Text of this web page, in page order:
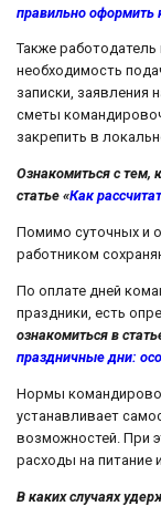
правильно оформить
Также
необходимость
записки, заявления
сметы
закрепить в
Ознакомиться с тем,
статье «Как
Помимо суточных и
работником
По оплате дней
праздники, есть
ознакомиться в
праздничные дни:
Нормы
устанавливает
возможностей. При
расходы на питание
В каких случаях